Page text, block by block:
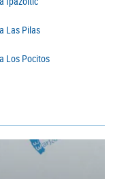
Las Pilas
Los Pocitos